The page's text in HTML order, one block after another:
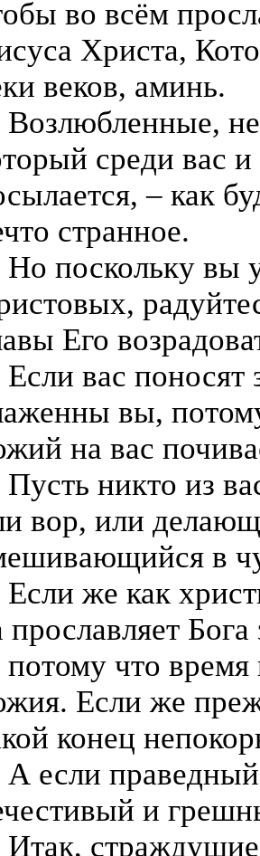
во всём
Христа,
веков, аминь.
Возлюбленные,
среди вас
– как
странное.
Но поскольку вы
Его
Если вас
вы,
на вас
Пусть никто из
вор, или
в
Если же как
прославляет Бога
потому что время
Если же
конец
А если праведный
и
Итак,